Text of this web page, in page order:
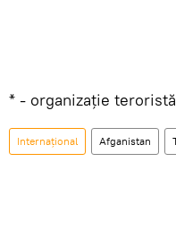
* - organizație
Internațional Afganistan